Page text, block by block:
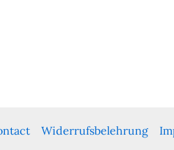
Widerrufsbelehrung